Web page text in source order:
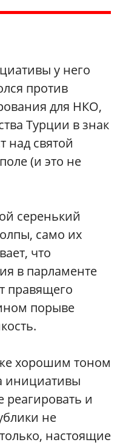
у него
против
для НКО,
Турции в знак
над святой
(и это не
серенький
само их
что
в парламенте
правящего
порыве
хорошим тоном
инициативы
реагировать и
не
настоящие